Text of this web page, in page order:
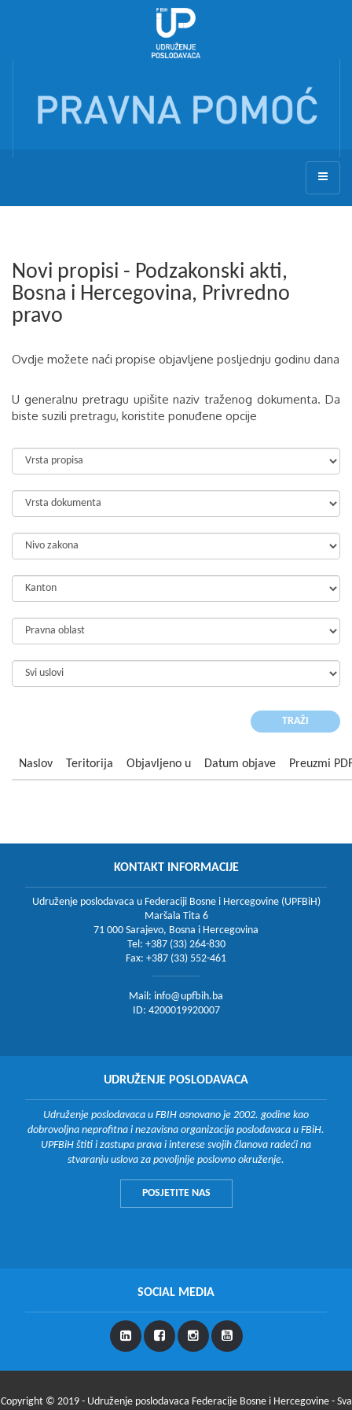
Novi propisi - Podzakonski akti,
Bosna i Hercegovina, Privredno
pravo
Ovdje možete naći propise objavljene posljednju godinu dana
U generalnu pretragu upišite naziv traženog dokumenta. Da
biste suzili pretragu, koristite ponuđene opcije
Naslov Teritorija Objavljeno u Datum objave Preuzmi
KONTAKT INFORMACIJE
Udruženje poslodavaca u Federaciji Bosne i Hercegovine (UPFBiH)
Maršala Tita 6
71 000 Sarajevo, Bosna i Hercegovina
Tel: +387 (33) 264-830
Fax: +387 (33) 552-461
Mail: info@upfbih.ba
ID: 4200019920007
UDRUŽENJE POSLODAVACA
Udruženje poslodavaca u FBIH osnovano je 2002. godine kao
dobrovoljna neprofitna i nezavisna organizacija poslodavaca u FBiH.
UPFBiH štiti i zastupa prava i interese svojih članova radeći na
stvaranju uslova za povoljnije poslovno okruženje.
POSJETITE NAS
SOCIAL MEDIA
Copyright © 2019 - Udruženje poslodavaca Federacije Bosne i Hercegovine - Sva